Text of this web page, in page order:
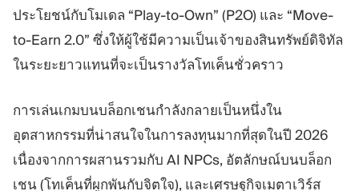
ประโยชน์กับโมเดล “Play-to-Own” (P2O) และ “Move-
to-Earn 2.0” ซึ่งให้ผู้ใช้มีความเป็นเจ้าของสินทรัพย์ดิจิทัล
ในระยะยาวแทนที่จะเป็นรางวัลโทเค็นชั่วคราว
การเล่นเกมบนบล็อกเชนกำลังกลายเป็นหนึ่งใน
อุตสาหกรรมที่น่าสนใจในการลงทุนมากที่สุดในปี 2026
เนื่องจากการผสานรวมกับ AI NPCs, อัตลักษณ์บนบล็อก
เชน (โทเค็นที่ผูกพันกับจิตใจ), และเศรษฐกิจเมตาเวิร์ส